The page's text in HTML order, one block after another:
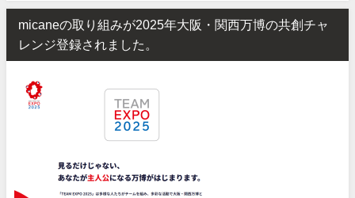
micaneの取り組みが2025年大阪・関西万博の共創チャ
レンジ登録されました。